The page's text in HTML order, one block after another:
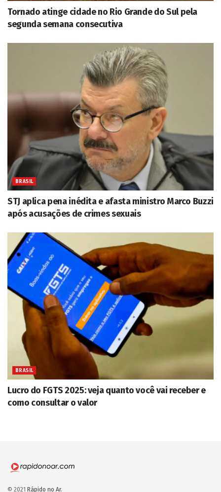
Tornado atinge cidade no Rio Grande do Sul pela
segunda semana consecutiva
BRASIL
STJ aplica pena inédita e afasta ministro Marco Buzzi
após acusações de crimes sexuais
BRASIL
Lucro do FGTS 2025: veja quanto você vai receber e
como consultar o valor
© 2021 Rápido no Ar.